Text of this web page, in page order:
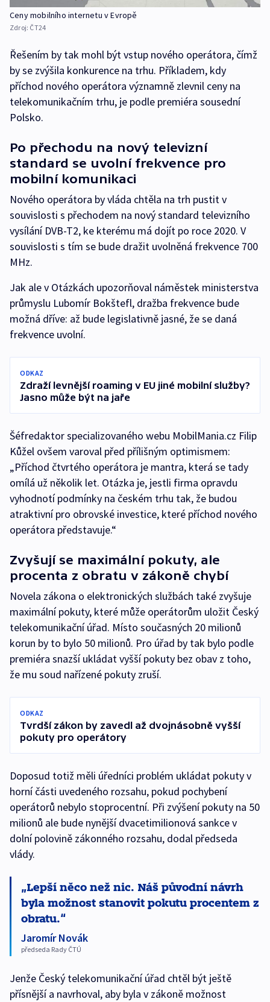
Ceny mobilního internetu v Evropě
Zdroj: ČT24
Řešením by tak mohl být vstup nového operátora, čímž
by se zvýšila konkurence na trhu. Příkladem, kdy
příchod nového operátora významně zlevnil ceny na
telekomunikačním trhu, je podle premiéra sousední
Polsko.
Po přechodu na nový televizní
standard se uvolní frekvence pro
mobilní komunikaci
Nového operátora by vláda chtěla na trh pustit v
souvislosti s přechodem na nový standard televizního
vysílání DVB-T2, ke kterému má dojít po roce 2020. V
souvislosti s tím se bude dražit uvolněná frekvence 700
MHz.
Jak ale v Otázkách upozorňoval náměstek ministerstva
průmyslu Lubomír Bokštefl, dražba frekvence bude
možná dříve: až bude legislativně jasné, že se daná
frekvence uvolní.
ODKAZ
Zdraží levnější roaming v EU jiné mobilní služby?
Jasno může být na jaře
Šéfredaktor specializovaného webu MobilMania.cz Filip
Kůžel ovšem varoval před přílišným optimismem:
„Příchod čtvrtého operátora je mantra, která se tady
omílá už několik let. Otázka je, jestli firma opravdu
vyhodnotí podmínky na českém trhu tak, že budou
atraktivní pro obrovské investice, které příchod nového
operátora představuje.“
Zvyšují se maximální pokuty, ale
procenta z obratu v zákoně chybí
Novela zákona o elektronických službách také zvyšuje
maximální pokuty, které může operátorům uložit Český
telekomunikační úřad. Místo současných 20 milionů
korun by to bylo 50 milionů. Pro úřad by tak bylo podle
premiéra snazší ukládat vyšší pokuty bez obav z toho,
že mu soud nařízené pokuty zruší.
ODKAZ
Tvrdší zákon by zavedl až dvojnásobně vyšší
pokuty pro operátory
Doposud totiž měli úředníci problém ukládat pokuty v
horní části uvedeného rozsahu, pokud pochybení
operátorů nebylo stoprocentní. Při zvýšení pokuty na 50
milionů ale bude nynější dvacetimilionová sankce v
dolní polovině zákonného rozsahu, dodal předseda
vlády.
Lepší něco než nic. Náš původní návrh
byla možnost stanovit pokutu procentem z
obratu.
Jaromír Novák
předseda Rady ČTÚ
Jenže Český telekomunikační úřad chtěl být ještě
přísnější a navrhoval, aby byla v zákoně možnost